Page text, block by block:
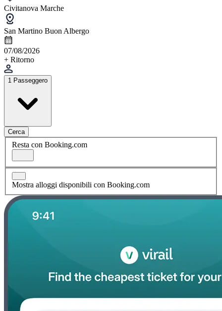
Civitanova Marche
San Martino Buon Albergo
07/08/2026
+ Ritorno
1 Passeggero
Cerca
Resta con Booking.com
Mostra alloggi disponibili con Booking.com